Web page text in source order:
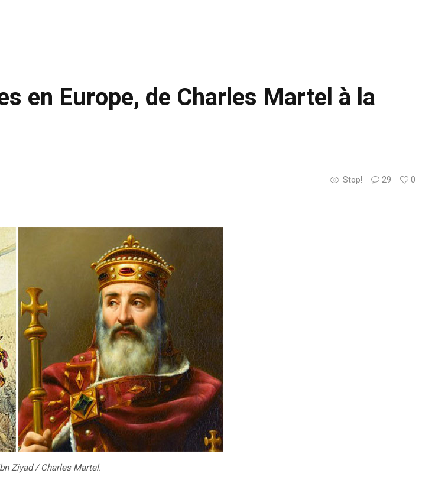
en Europe, de Charles Martel à la
Stop! 29 0
Ziyad / Charles Martel.